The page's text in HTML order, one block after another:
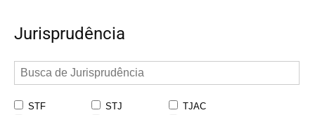
Jurisprudência
STF STJ
TJAC